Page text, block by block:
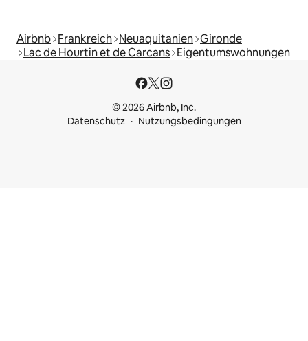
Airbnb Frankreich Neuaquitanien Gironde
Lac de Hourtin et de Carcans Eigentumswohnungen
© 2026 Airbnb, Inc.
Datenschutz
Nutzungsbedingungen